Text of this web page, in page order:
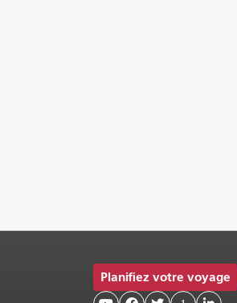
Planifiez votre voyage